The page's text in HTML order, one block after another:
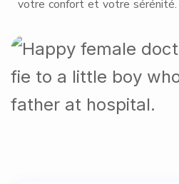
votre confort et votre sérénité.